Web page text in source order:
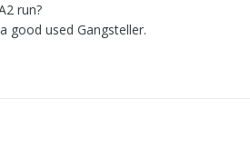
run?
good used Gangsteller.